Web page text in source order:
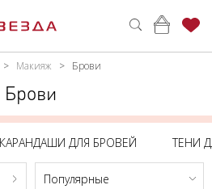
Макияж Брови
Брови
КАРАНДАШИ ДЛЯ БРОВЕЙ ТЕНИ
Популярные